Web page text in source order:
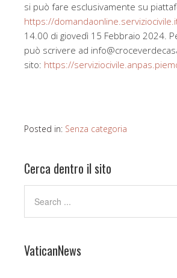
si può fare esclusivamente su
https://
14.00 di giovedì 15 Febbraio 2024.
può scrivere ad
sito: https://
Posted in: Senza categoria
Cerca dentro il sito
VaticanNews